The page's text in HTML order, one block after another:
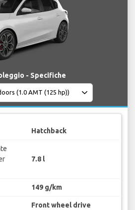
- Specifiche
Hatchback
7.8 l
149 g/km
Front wheel drive